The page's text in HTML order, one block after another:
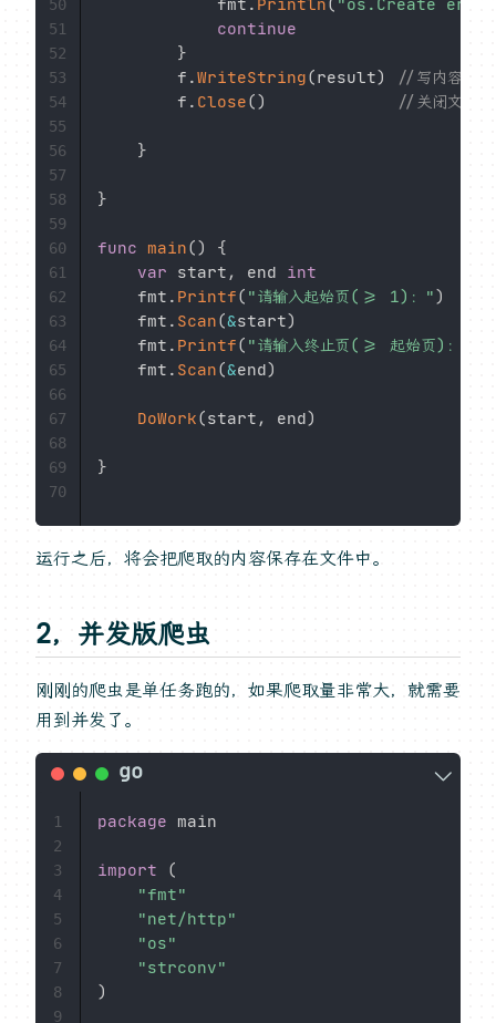
			fmt
. Println( "os.Create err1
continue
}
		f
.WriteString(result)
//写内容
		f
. Close() //关闭文件
}
}
func main()
{
var start , end int
	fmt
. Printf( "请输入起始页(>= 1)：")
	fmt
. Scan(&start)
	fmt
. Printf( "请输入终止页(>= 起始页)："
	fmt
. Scan(&end)
DoWork(start , end)
}
50
51
52
53
54
55
56
57
58
59
60
61
62
63
64
65
66
67
68
69
70
运行之后，将会把爬取的内容保存在文件中。
2，并发版爬虫
刚刚的爬虫是单任务跑的，如果爬取量非常大，就需要
用到并发了。
package main
import
(
"fmt"
"net/http"
"os"
"strconv"
)
1
2
3
4
5
6
7
8
9